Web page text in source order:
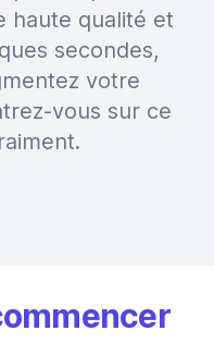
haute qualité et
secondes,
votre
vous sur ce